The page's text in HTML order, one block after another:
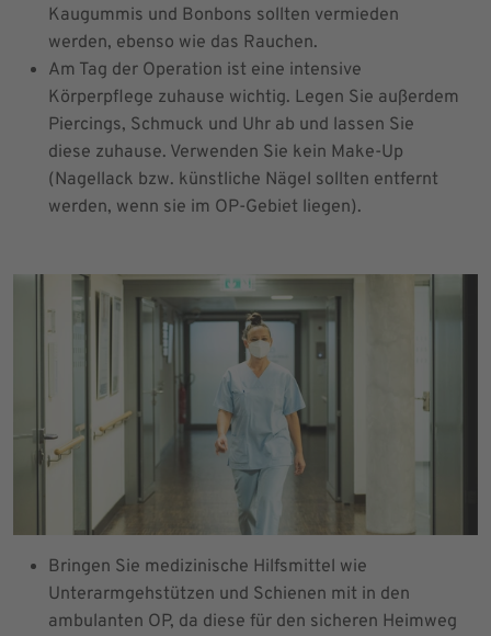
Kaugummis und Bonbons sollten vermieden
werden, ebenso wie das Rauchen.
Am Tag der Operation ist eine intensive
Körperpflege zuhause wichtig. Legen Sie außerdem
Piercings, Schmuck und Uhr ab und lassen Sie
diese zuhause. Verwenden Sie kein Make-Up
(Nagellack bzw. künstliche Nägel sollten entfernt
werden, wenn sie im OP-Gebiet liegen).
Bringen Sie medizinische Hilfsmittel wie
Unterarmgehstützen und Schienen mit in den
ambulanten OP, da diese für den sicheren Heimweg